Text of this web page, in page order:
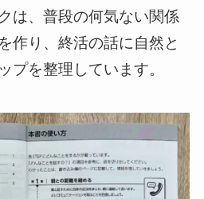
は、普段の何気ない関係
作り、終活の話に自然と
プを整理しています。